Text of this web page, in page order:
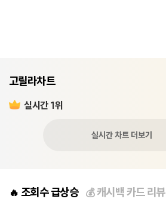
고릴라차트
실시간 1위
실시간 차트 더보기
🔥 조회수 급상승 💰캐시백 카드 리뷰